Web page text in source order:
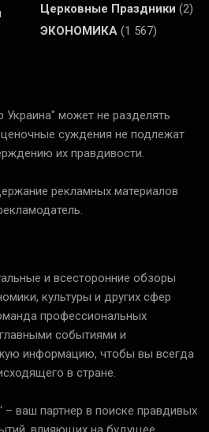
Церковные Праздники (2)
ЭКОНОМИКА (1 567)
может не разделять
суждения не подлежат
их правдивости.
рекламных материалов
и всесторонние обзоры
культуры и других сфер
профессиональных
событиями и
информацию, чтобы вы всегда
в стране.
‘ – ваш партнер в поиске правдивых